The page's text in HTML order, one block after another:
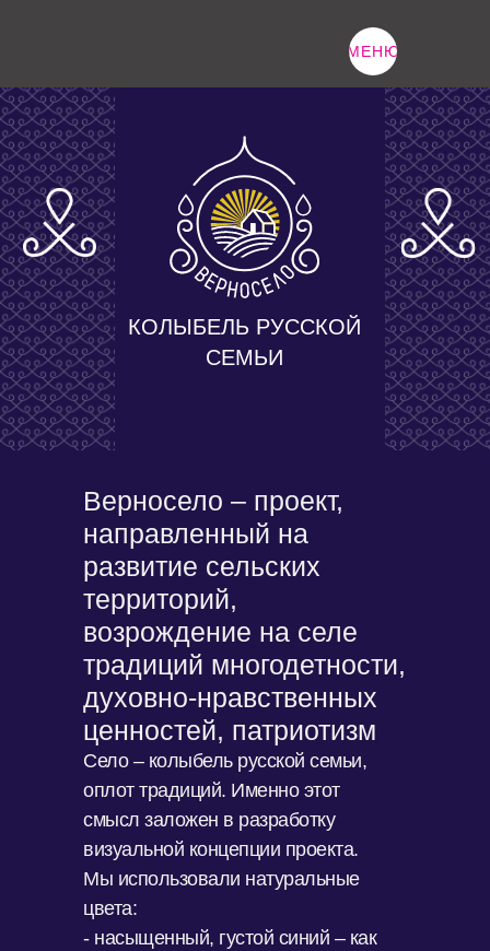
МЕНЮ
КОЛЫБЕЛЬ РУССКОЙ
СЕМЬИ
Село – колыбель русской семьи,
оплот традиций. Именно этот
смысл заложен в разработку
визуальной концепции проекта.
Мы использовали натуральные
цвета:
- насыщенный, густой синий – как
Верносело – проект,
направленный на
развитие сельских
территорий,
возрождение на селе
традиций многодетности,
духовно-нравственных
ценностей, патриотизм